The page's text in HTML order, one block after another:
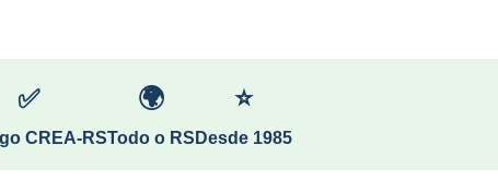
✅
CREA-RS
🌍
Todo o RS
⭐
Desde 1985